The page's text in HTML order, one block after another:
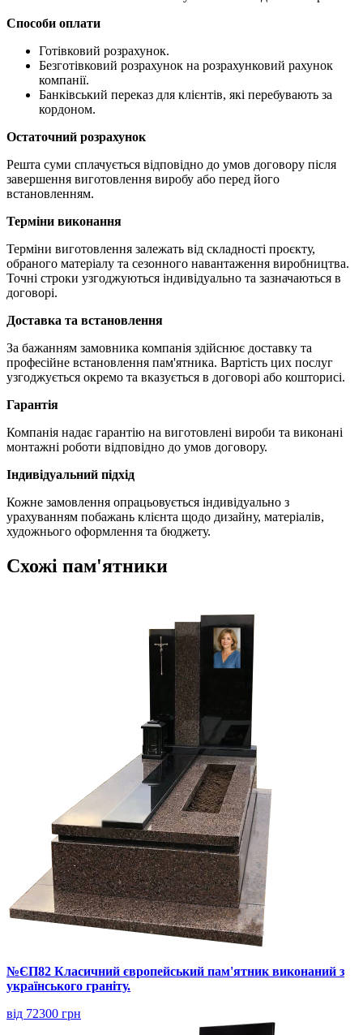
Способи оплати
Готівковий розрахунок.
Безготівковий розрахунок на розрахунковий рахунок
компанії.
Банківський переказ для клієнтів, які перебувають за
кордоном.
Остаточний розрахунок
Решта суми сплачується відповідно до умов договору після
завершення виготовлення виробу або перед його
встановленням.
Терміни виконання
Терміни виготовлення залежать від складності проєкту,
обраного матеріалу та сезонного навантаження виробництва.
Точні строки узгоджуються індивідуально та зазначаються в
договорі.
Доставка та встановлення
За бажанням замовника компанія здійснює доставку та
професійне встановлення пам'ятника. Вартість цих послуг
узгоджується окремо та вказується в договорі або кошторисі.
Гарантія
Компанія надає гарантію на виготовлені вироби та виконані
монтажні роботи відповідно до умов договору.
Індивідуальний підхід
Кожне замовлення опрацьовується індивідуально з
урахуванням побажань клієнта щодо дизайну, матеріалів,
художнього оформлення та бюджету.
Схожі пам'ятники
№ЄП82 Класичний європейський пам'ятник виконаний з
українського граніту.
від 72300 грн